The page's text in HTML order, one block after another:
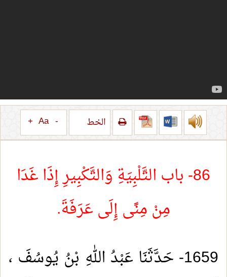
الخط -
Aa
+
86- باب التَّلْبِيَةِ وَالتَّكْبِيرِ إِذَا غَدَا
مِنْ مِنًى إِلَى عَرَفَةَ.
1659- حَدَّثَنَا عَبْدُ اللهِ بْنُ يُوسُفَ ،